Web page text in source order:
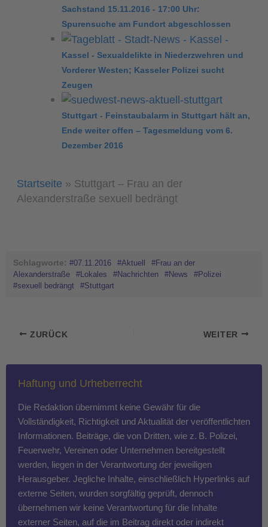
Sachstand 15.11.2016 - 17:00 Uhr:
Spurensuche am Fundort abgeschlossen
Kassel - Sexualdelikte in Niederzwehren und
Vorderer Westen; Kasseler Polizei sucht
Zeugen
Stuttgart - Feinstaubalarm in Stuttgart hält an,
Ende weiter offen – Tagesmeldung vom 6.
Dezember 2016
Startseite » Stuttgart – Frau an der
Alexanderstraße sexuell bedrängt
Schlagworte: #07.11.2016 #Aktuell
#Frau an der
Alexanderstraße
#Lokales #Nachrichten #News
#Polizei
#sexuell bedrängt
#Stuttgart
ZURÜCK WEITER
Haftung und Urheberrecht
Die Redaktion übernimmt keine Gewähr für die
Vollständigkeit, Richtigkeit und Aktualität der veröffentlichten
Informationen. Beiträge, die von Dritten, wie z. B. Polizei,
Feuerwehr, Vereinen oder Unternehmen bereitgestellt
werden, liegen in der Verantwortung der jeweiligen
Herausgeber. Jegliche Inhalte, einschließlich Hyperlinks auf
externe Seiten, wurden sorgfältig geprüft, dennoch
übernehmen wir keine Verantwortung für die Inhalte
externer Seiten, auf die im Beitrag direkt oder indirekt